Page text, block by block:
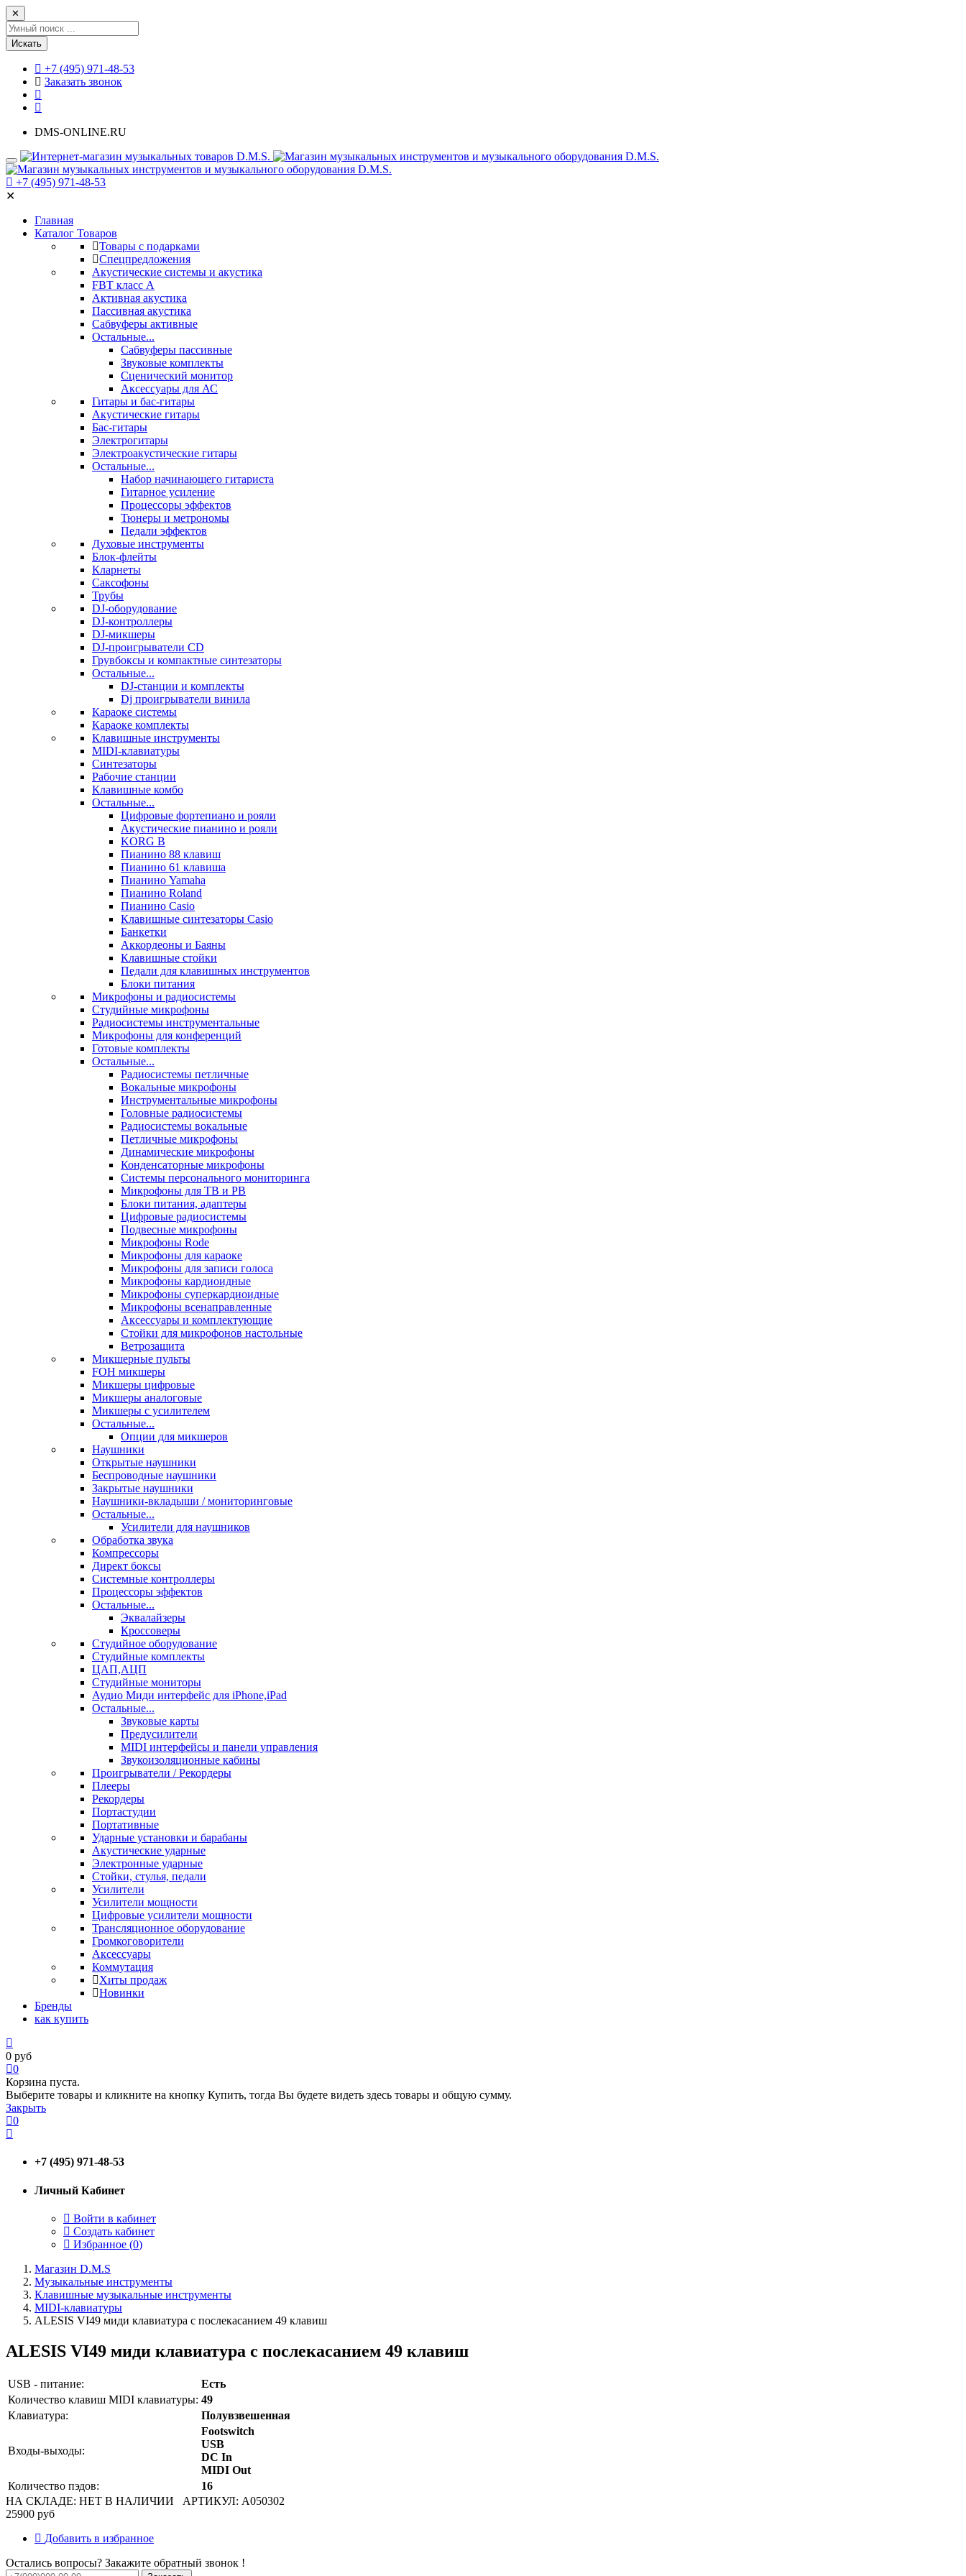
✕
Искать
+7 (495) 971-48-53
Заказать звонок
DMS-ONLINE.RU
+7 (495) 971-48-53
✕
Главная
Каталог Товаров
Товары с подарками
Спецпредложения
Акустические системы и акустика
FBT класс А
Активная акустика
Пассивная акустика
Сабвуферы активные
Остальные...
Сабвуферы пассивные
Звуковые комплекты
Сценический монитор
Аксессуары для АС
Гитары и бас-гитары
Акустические гитары
Бас-гитары
Электрогитары
Электроакустические гитары
Остальные...
Набор начинающего гитариста
Гитарное усиление
Процессоры эффектов
Тюнеры и метрономы
Педали эффектов
Духовые инструменты
Блок-флейты
Кларнеты
Саксофоны
Трубы
DJ-оборудование
DJ-контроллеры
DJ-микшеры
DJ-проигрыватели CD
Грувбоксы и компактные синтезаторы
Остальные...
DJ-станции и комплекты
Dj проигрыватели винила
Караоке системы
Караоке комплекты
Клавишные инструменты
MIDI-клавиатуры
Синтезаторы
Рабочие станции
Клавишные комбо
Остальные...
Цифровые фортепиано и рояли
Акустические пианино и рояли
KORG B
Пианино 88 клавиш
Пианино 61 клавиша
Пианино Yamaha
Пианино Roland
Пианино Casio
Клавишные синтезаторы Casio
Банкетки
Аккордеоны и Баяны
Клавишные стойки
Педали для клавишных инструментов
Блоки питания
Микрофоны и радиосистемы
Студийные микрофоны
Радиосистемы инструментальные
Микрофоны для конференций
Готовые комплекты
Остальные...
Радиосистемы петличные
Вокальные микрофоны
Инструментальные микрофоны
Головные радиосистемы
Радиосистемы вокальные
Петличные микрофоны
Динамические микрофоны
Конденсаторные микрофоны
Системы персонального мониторинга
Микрофоны для ТВ и РВ
Блоки питания, адаптеры
Цифровые радиосистемы
Подвесные микрофоны
Микрофоны Rode
Микрофоны для караоке
Микрофоны для записи голоса
Микрофоны кардиоидные
Микрофоны суперкардиоидные
Микрофоны всенаправленные
Аксессуары и комплектующие
Стойки для микрофонов настольные
Ветрозащита
Микшерные пульты
FOH микшеры
Микшеры цифровые
Микшеры аналоговые
Микшеры с усилителем
Остальные...
Опции для микшеров
Наушники
Открытые наушники
Беспроводные наушники
Закрытые наушники
Наушники-вкладыши / мониторинговые
Остальные...
Усилители для наушников
Обработка звука
Компрессоры
Директ боксы
Системные контроллеры
Процессоры эффектов
Остальные...
Эквалайзеры
Кроссоверы
Студийное оборудование
Студийные комплекты
ЦАП,АЦП
Студийные мониторы
Аудио Миди интерфейс для iPhone,iPad
Остальные...
Звуковые карты
Предусилители
MIDI интерфейсы и панели управления
Звукоизоляционные кабины
Проигрыватели / Рекордеры
Плееры
Рекордеры
Портастудии
Портативные
Ударные установки и барабаны
Акустические ударные
Электронные ударные
Стойки, стулья, педали
Усилители
Усилители мощности
Цифровые усилители мощности
Трансляционное оборудование
Громкоговорители
Аксессуары
Коммутация
Хиты продаж
Новинки
Бренды
как купить
0 руб
0
Корзина пуста.
Выберите товары и кликните на кнопку Купить, тогда Вы будете видеть здесь товары и общую сумму.
Закрыть
0
+7 (495) 971-48-53
Личный Кабинет
Войти в кабинет
Создать кабинет
Избранное (0)
Магазин D.M.S
Музыкальные инструменты
Клавишные музыкальные инструменты
MIDI-клавиатуры
ALESIS VI49 миди клавиатура с послекасанием 49 клавиш
ALESIS VI49 миди клавиатура с послекасанием 49 клавиш
USB - питание:
Есть
Количество клавиш MIDI клавиатуры: 49
Клавиатура:
Полувзвешенная
Входы-выходы:
Footswitch
USB
DC In
MIDI Out
Количество пэдов:
16
НА СКЛАДЕ: НЕТ В НАЛИЧИИ АРТИКУЛ: A050302
25900 руб
Добавить в избранное
Остались вопросы? Закажите обратный звонок !